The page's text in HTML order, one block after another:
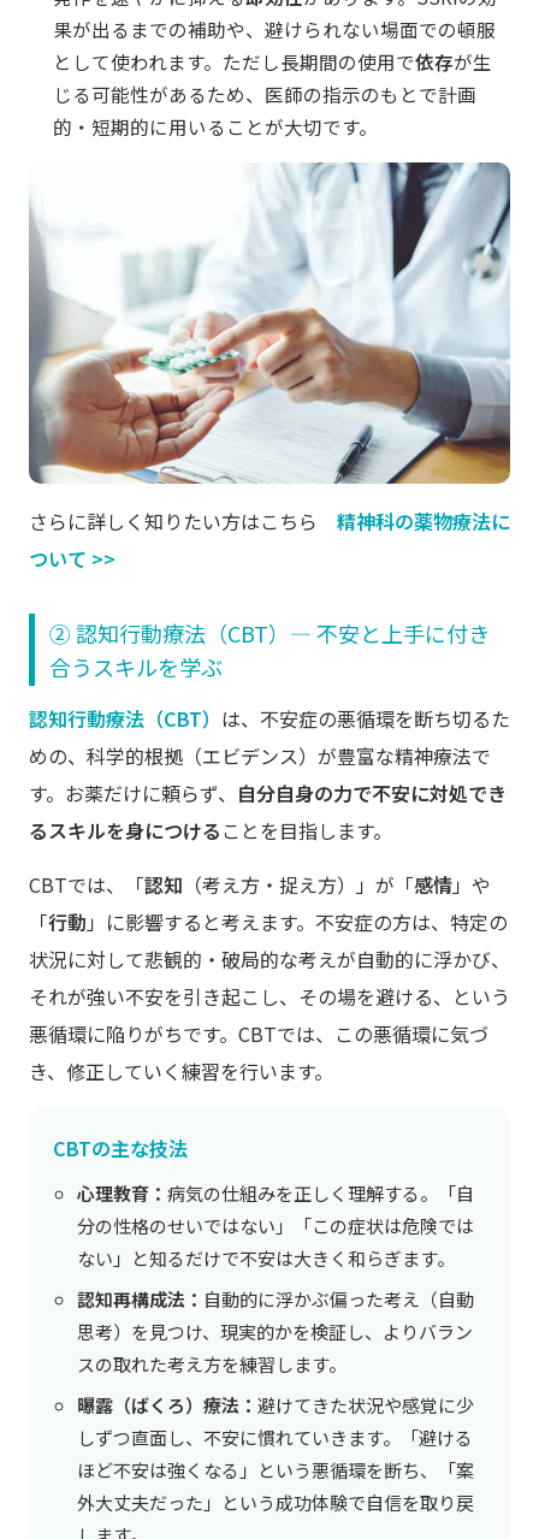
果が出るまでの補助や、避けられない場面での頓服
として使われます。ただし長期間の使用で依存が生
じる可能性があるため、医師の指示のもとで計画
的・短期的に用いることが大切です。
さらに詳しく知りたい方はこちら 精神科の薬物療法に
ついて >>
② 認知行動療法（CBT）― 不安と上手に付き
合うスキルを学ぶ
認知行動療法（CBT） は、不安症の悪循環を断ち切るた
めの、科学的根拠（エビデンス）が豊富な精神療法で
す。お薬だけに頼らず、 自分自身の力で不安に対処でき
るスキルを身につける ことを目指します。
CBTでは、「認知 （考え方・捉え方）」が「感情」や
「行動 」に影響すると考えます。不安症の方は、特定の
状況に対して悲観的・破局的な考えが自動的に浮かび、
それが強い不安を引き起こし、その場を避ける、という
悪循環に陥りがちです。CBTでは、この悪循環に気づ
き、修正していく練習を行います。
CBTの主な技法
心理教育： 病気の仕組みを正しく理解する。「自
分の性格のせいではない」「この症状は危険では
ない」と知るだけで不安は大きく和らぎます。
認知再構成法： 自動的に浮かぶ偏った考え（自動
思考）を見つけ、現実的かを検証し、よりバラン
スの取れた考え方を練習します。
曝露（ばくろ）療法： 避けてきた状況や感覚に少
しずつ直面し、不安に慣れていきます。「避ける
ほど不安は強くなる」という悪循環を断ち、「案
外大丈夫だった」という成功体験で自信を取り戻